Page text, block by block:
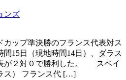
ンズ
ップ準決勝のフランス代表対ス
15日（現地時間14日）、ダラス
が２対０で勝利した。 スペイ
ス） フランス代 […]